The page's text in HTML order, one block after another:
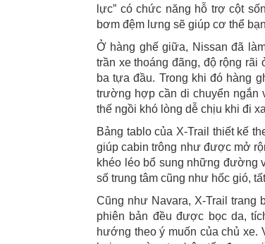
lực” có chức năng hỗ trợ cột
bơm đệm lưng sẽ giúp cơ thể
Ở hàng ghế giữa, Nissan đã
trần xe thoáng đãng, độ rộng
ba tựa đầu. Trong khi đó hàng
trường hợp cần di chuyển
thế ngồi khó lòng dễ chịu khi đi
Bảng tablo của X-Trail thiết kế
giúp cabin trông như được mở
khéo léo bổ sung những đường
số trung tâm cũng như hốc gió,
Cũng như Navara, X-Trail trang
phiên bản đều được bọc da,
hướng theo ý muốn của chủ xe.